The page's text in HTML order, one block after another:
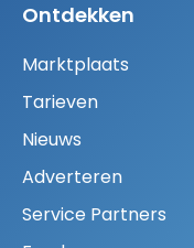
Ontdekken
Marktplaats
Tarieven
Nieuws
Adverteren
Service Partners